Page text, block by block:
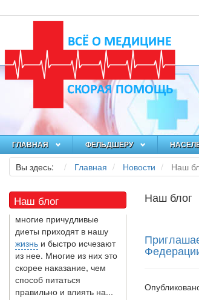
ГЛАВНАЯ ФЕЛЬДШЕРУ
Вы здесь: Главная Новости Наш
Наш блог
локдауна?
вы соблюдали все меры
предосторожности
COVID-19 (вы почти все
время дома), но, тем не
менее, вы каким-то
образом простудились.
Вы можете задаться...
5 причин обратить
внимание на
средиземноморскую
диету
Какдиетолог, я вижу, что
многие причудливые
диеты приходят в нашу
жизньи быстро исчезают
из нее. Многие из них это
скорее наказание, чем
способ питаться
правильно и влиять на...
Наш блог